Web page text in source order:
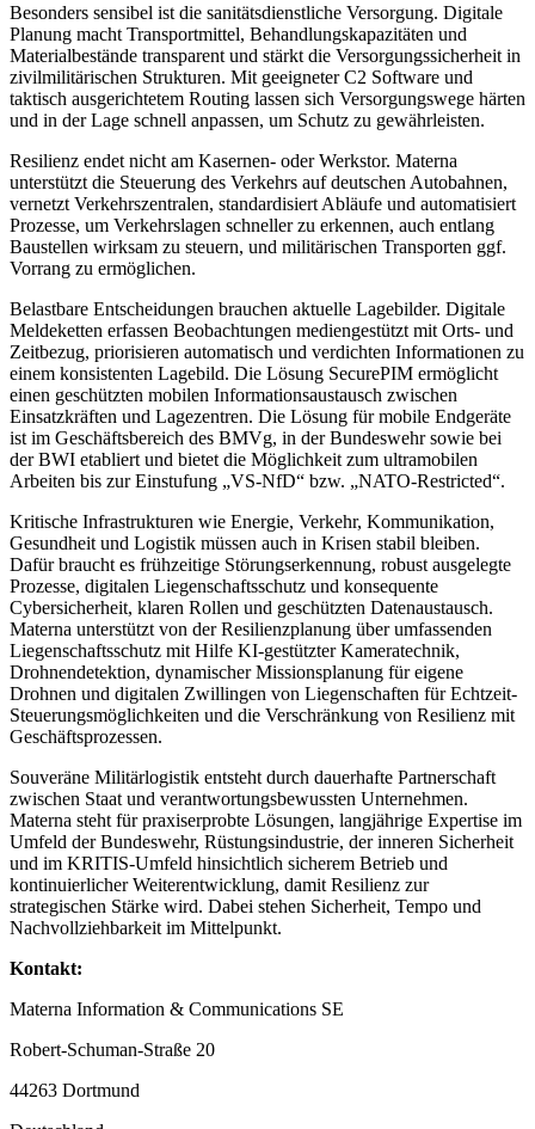
Besonders sensibel ist die sanitätsdienstliche Versorgung. Digitale
Planung macht Transportmittel, Behandlungskapazitäten und
Materialbestände transparent und stärkt die Versorgungssicherheit in
zivilmilitärischen Strukturen. Mit geeigneter C2 Software und
taktisch ausgerichtetem Routing lassen sich Versorgungswege härten
und in der Lage schnell anpassen, um Schutz zu gewährleisten.
Resilienz endet nicht am Kasernen- oder Werkstor. Materna
unterstützt die Steuerung des Verkehrs auf deutschen Autobahnen,
vernetzt Verkehrszentralen, standardisiert Abläufe und automatisiert
Prozesse, um Verkehrslagen schneller zu erkennen, auch entlang
Baustellen wirksam zu steuern, und militärischen Transporten ggf.
Vorrang zu ermöglichen.
Belastbare Entscheidungen brauchen aktuelle Lagebilder. Digitale
Meldeketten erfassen Beobachtungen mediengestützt mit Orts- und
Zeitbezug, priorisieren automatisch und verdichten Informationen zu
einem konsistenten Lagebild. Die Lösung SecurePIM ermöglicht
einen geschützten mobilen Informationsaustausch zwischen
Einsatzkräften und Lagezentren. Die Lösung für mobile Endgeräte
ist im Geschäftsbereich des BMVg, in der Bundeswehr sowie bei
der BWI etabliert und bietet die Möglichkeit zum ultramobilen
Arbeiten bis zur Einstufung „VS-NfD“ bzw. „NATO-Restricted“.
Kritische Infrastrukturen wie Energie, Verkehr, Kommunikation,
Gesundheit und Logistik müssen auch in Krisen stabil bleiben.
Dafür braucht es frühzeitige Störungserkennung, robust ausgelegte
Prozesse, digitalen Liegenschaftsschutz und konsequente
Cybersicherheit, klaren Rollen und geschützten Datenaustausch.
Materna unterstützt von der Resilienzplanung über umfassenden
Liegenschaftsschutz mit Hilfe KI-gestützter Kameratechnik,
Drohnendetektion, dynamischer Missionsplanung für eigene
Drohnen und digitalen Zwillingen von Liegenschaften für Echtzeit-
Steuerungsmöglichkeiten und die Verschränkung von Resilienz mit
Geschäftsprozessen.
Souveräne Militärlogistik entsteht durch dauerhafte Partnerschaft
zwischen Staat und verantwortungsbewussten Unternehmen.
Materna steht für praxiserprobte Lösungen, langjährige Expertise im
Umfeld der Bundeswehr, Rüstungsindustrie, der inneren Sicherheit
und im KRITIS-Umfeld hinsichtlich sicherem Betrieb und
kontinuierlicher Weiterentwicklung, damit Resilienz zur
strategischen Stärke wird. Dabei stehen Sicherheit, Tempo und
Nachvollziehbarkeit im Mittelpunkt.
Kontakt:
Materna Information & Communications SE
Robert-Schuman-Straße 20
44263 Dortmund